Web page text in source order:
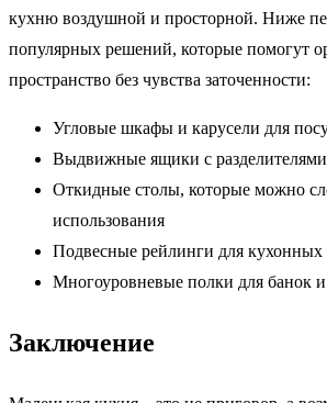
кухню воздушной и просторной. Ниже
популярных решений, которые помогут
пространство без чувства заточенности:
Угловые шкафы и карусели для
Выдвижные ящики с
Откидные столы, которые можно
использования
Подвесные рейлинги для кухонных
Многоуровневые полки для банок
Заключение